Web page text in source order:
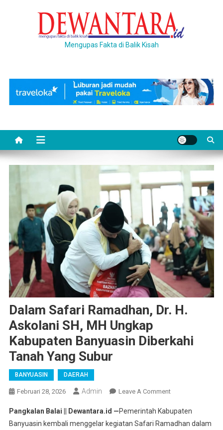
Mengupas Fakta di Balik Kisah
Dalam Safari Ramadhan, Dr. H.
Askolani SH, MH Ungkap
Kabupaten Banyuasin Diberkahi
Tanah Yang Subur
BANYUASIN DAERAH
Februari 28, 2026 Admin Leave A CommentOn
Safari
Ramadhan,
Pangkalan Balai || Dewantara.id —Pemerintah Kabupaten
Banyuasin kembali menggelar kegiatan Safari Ramadhan dalam